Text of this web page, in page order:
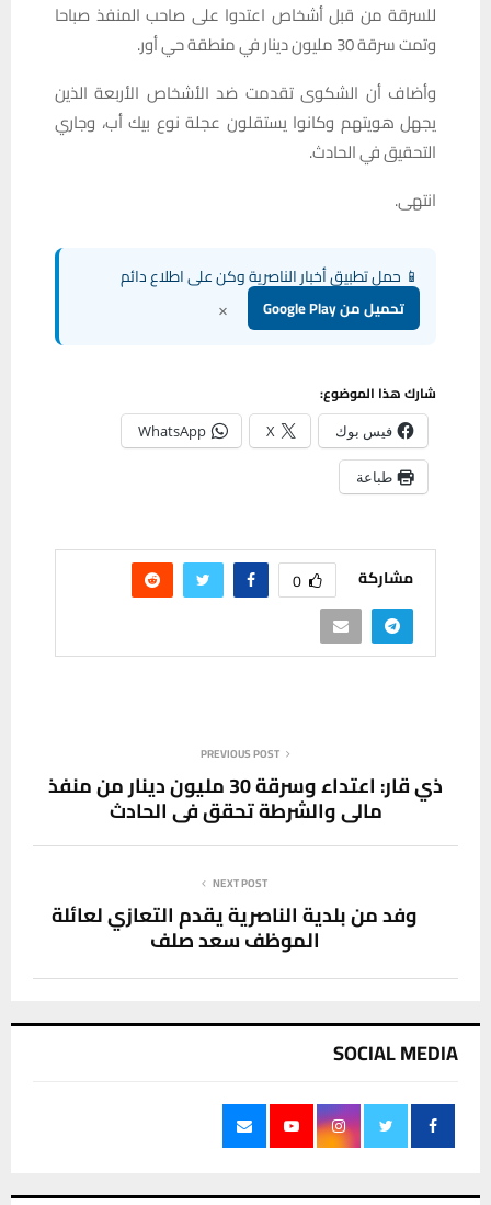
للسرقة من قبل أشخاص اعتدوا على صاحب المنفذ صباحا
وتمت سرقة 30 مليون دينار في منطقة حي أور.
وأضاف أن الشكوى تقدمت ضد الأشخاص الأربعة الذين
يجهل هويتهم وكانوا يستقلون عجلة نوع بيك أب، وجاري
التحقيق في الحادث.
انتهى.
📱 حمل تطبيق أخبار الناصرية وكن على اطلاع دائم
تحميل من Google Play ×
شارك هذا الموضوع:
فيس بوك X
WhatsApp
طباعة
مشاركة 0
PREVIOUS POST
ذي قار: اعتداء وسرقة 30 مليون دينار من منفذ
مالي والشرطة تحقق في الحادث
NEXT POST
وفد من بلدية الناصرية يقدم التعازي لعائلة
الموظف سعد صلف
SOCIAL MEDIA